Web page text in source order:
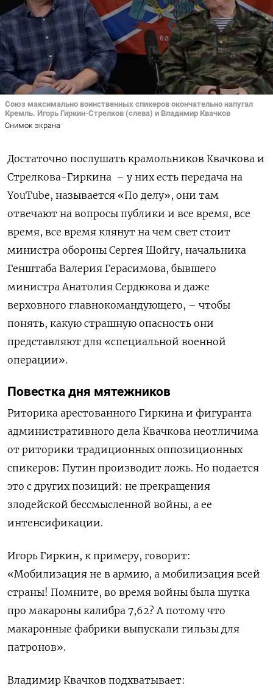
Союз максимально воинственных спикеров окончательно напугал
Кремль. Игорь Гиркин-Стрелков (слева) и Владимир Квачков
Снимок экрана
Достаточно послушать крамольников Квачкова и
Стрелкова-Гиркина – у них есть передача на
YouTube, называется «По делу», они там
отвечают на вопросы публики и все время, все
время, все время клянут на чем свет стоит
министра обороны Сергея Шойгу, начальника
Генштаба Валерия Герасимова, бывшего
министра Анатолия Сердюкова и даже
верховного главнокомандующего, – чтобы
понять, какую страшную опасность они
представляют для «специальной военной
операции».
Повестка дня мятежников
Риторика арестованного Гиркина и фигуранта
административного дела Квачкова неотличима
от риторики традиционных оппозиционных
спикеров: Путин производит ложь. Но подается
это с других позиций: не прекращения
злодейской бессмысленной войны, а ее
интенсификации.
Игорь Гиркин, к примеру, говорит:
«Мобилизация не в армию, а мобилизация всей
страны! Помните, во время войны была шутка
про макароны калибра 7,62? А потому что
макаронные фабрики выпускали гильзы для
патронов».
Владимир Квачков подхватывает: